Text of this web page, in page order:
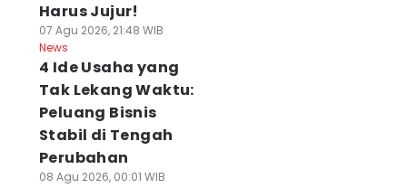
Harus Jujur!
07 Agu 2026, 21:48 WIB
News
4 Ide Usaha yang
Tak Lekang Waktu:
Peluang Bisnis
Stabil di Tengah
Perubahan
08 Agu 2026, 00:01 WIB